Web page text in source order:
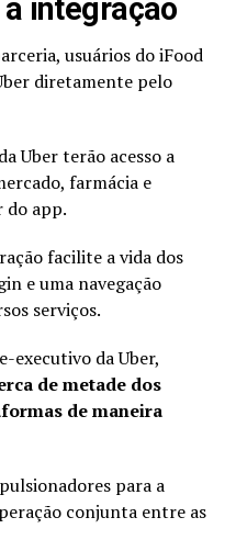
integração
usuários do iFood
diretamente pelo
Uber terão acesso a
farmácia e
do app.
facilite a vida dos
e uma navegação
serviços.
executivo da Uber,
de metade dos
de maneira
para a
conjunta entre as